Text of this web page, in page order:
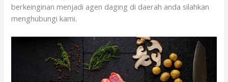
berkeinginan menjadi agen daging di daerah anda silahkan
menghubungi kami.